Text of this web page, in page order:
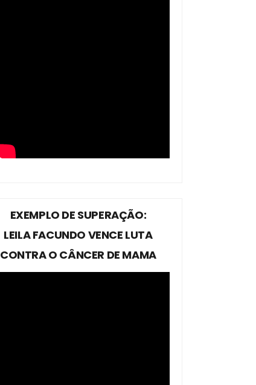
EXEMPLO DE SUPERAÇÃO:
LEILA FACUNDO VENCE LUTA
CONTRA O CÂNCER DE MAMA